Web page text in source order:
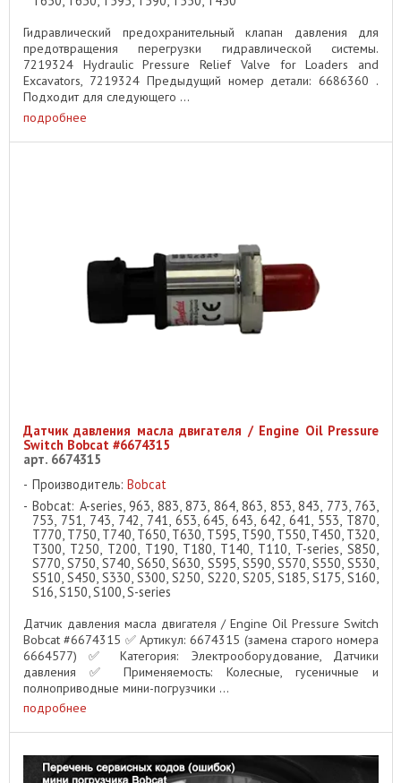
Гидравлический предохранительный клапан давления для
предотвращения перегрузки гидравлической системы.
7219324 Hydraulic Pressure Relief Valve for Loaders and
Excavators, 7219324 Предыдущий номер детали: 6686360 .
Подходит для следующего ...
подробнее
Датчик давления масла двигателя / Engine Oil Pressure
Switch Bobcat #6674315
арт. 6674315
Производитель: Bobcat
Bobcat: A-series, 963, 883, 873, 864, 863, 853, 843, 773, 763,
753, 751, 743, 742, 741, 653, 645, 643, 642, 641, 553, T870,
T770, T750, T740, T650, T630, T595, T590, T550, T450, T320,
T300, T250, T200, T190, T180, T140, T110, T-series, S850,
S770, S750, S740, S650, S630, S595, S590, S570, S550, S530,
S510, S450, S330, S300, S250, S220, S205, S185, S175, S160,
S16, S150, S100, S-series
Датчик давления масла двигателя / Engine Oil Pressure Switch
Bobcat #6674315 ✅ Артикул: 6674315 (замена старого номера
6664577) ✅ Категория: Электрооборудование, Датчики
давления ✅ Применяемость: Колесные, гусеничные и
полноприводные мини-погрузчики ...
подробнее